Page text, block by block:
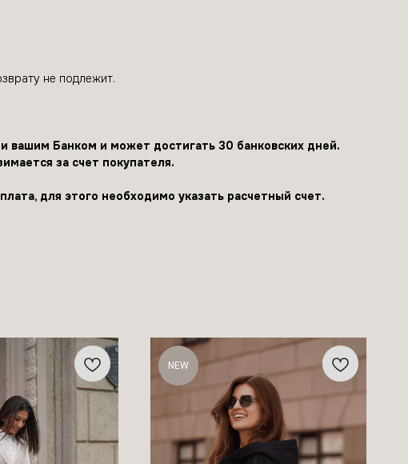
не подлежит.
вашим Банком и может достигать 30 банковских дней.
за счет покупателя.
для этого необходимо указать расчетный счет.
NEW